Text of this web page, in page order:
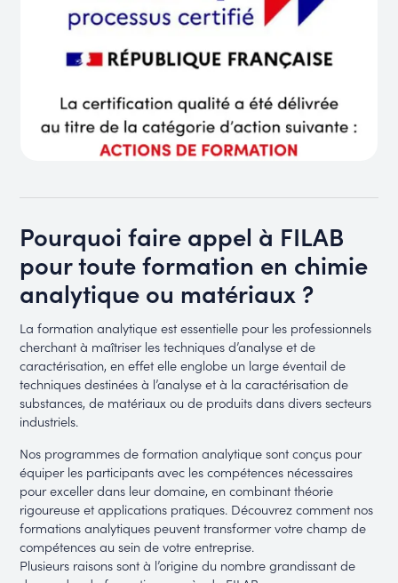
Pourquoi faire appel à FILAB
pour toute formation en chimie
analytique ou matériaux ?
La formation analytique est essentielle pour les professionnels
cherchant à maîtriser les techniques d’analyse et de
caractérisation, en effet elle englobe un large éventail de
techniques destinées à l’analyse et à la caractérisation de
substances, de matériaux ou de produits dans divers secteurs
industriels.
Nos programmes de formation analytique sont conçus pour
équiper les participants avec les compétences nécessaires
pour exceller dans leur domaine, en combinant théorie
rigoureuse et applications pratiques. Découvrez comment nos
formations analytiques peuvent transformer votre champ de
compétences au sein de votre entreprise.
Plusieurs raisons sont à l’origine du nombre grandissant de